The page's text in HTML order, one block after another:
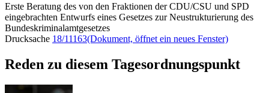
Erste Beratung des von den Fraktionen der CDU/CSU und SPD
eingebrachten Entwurfs eines Gesetzes zur Neustrukturierung des
Bundeskriminalamtgesetzes
Drucksache 18/11163(Dokument, öffnet ein neues Fenster)
Reden zu diesem Tagesordnungspunkt